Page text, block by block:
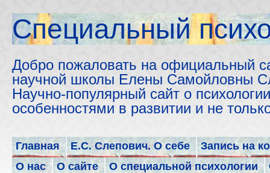
Cпециальный
Добро пожаловать на официальный
научной школы Елены Самойловны
Научно-популярный сайт о
особенностями в развитии и не
Главная Е.С. Слепович. О себе
Запись на
О нас
О сайте О специальной психологии